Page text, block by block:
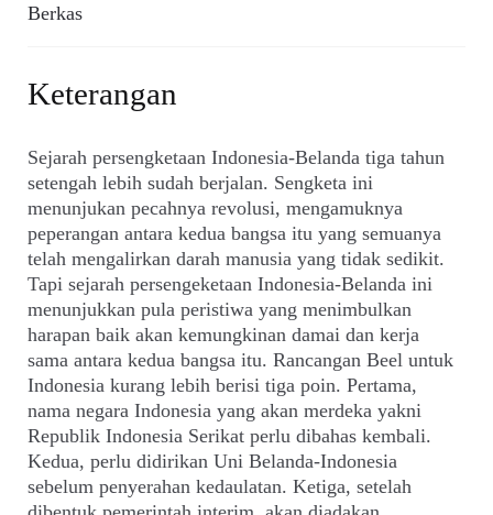
Berkas
Keterangan
Sejarah persengketaan Indonesia-Belanda tiga tahun
setengah lebih sudah berjalan. Sengketa ini
menunjukan pecahnya revolusi, mengamuknya
peperangan antara kedua bangsa itu yang semuanya
telah mengalirkan darah manusia yang tidak sedikit.
Tapi sejarah persengeketaan Indonesia-Belanda ini
menunjukkan pula peristiwa yang menimbulkan
harapan baik akan kemungkinan damai dan kerja
sama antara kedua bangsa itu. Rancangan Beel untuk
Indonesia kurang lebih berisi tiga poin. Pertama,
nama negara Indonesia yang akan merdeka yakni
Republik Indonesia Serikat perlu dibahas kembali.
Kedua, perlu didirikan Uni Belanda-Indonesia
sebelum penyerahan kedaulatan. Ketiga, setelah